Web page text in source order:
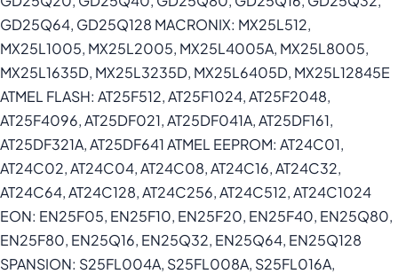
GD25Q64, GD25Q128 MACRONIX: MX25L512,
MX25L1005, MX25L2005, MX25L4005A, MX25L8005,
MX25L1635D, MX25L3235D, MX25L6405D, MX25L12845E
ATMEL FLASH: AT25F512, AT25F1024, AT25F2048,
AT25F4096, AT25DF021, AT25DF041A, AT25DF161,
AT25DF321A, AT25DF641 ATMEL EEPROM: AT24C01,
AT24C02, AT24C04, AT24C08, AT24C16, AT24C32,
AT24C64, AT24C128, AT24C256, AT24C512, AT24C1024
EON: EN25F05, EN25F10, EN25F20, EN25F40, EN25Q80,
EN25F80, EN25Q16, EN25Q32, EN25Q64, EN25Q128
SPANSION: S25FL004A, S25FL008A, S25FL016A,